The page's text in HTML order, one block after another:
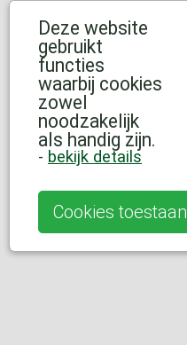
Deze website
gebruikt
functies
waarbij cookies
zowel
noodzakelijk
als handig zijn.
- bekijk details
Cookies toestaan